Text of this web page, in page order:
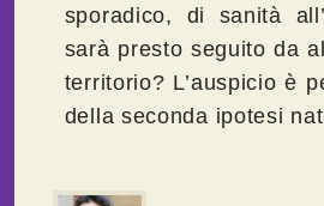
sporadico, di sanità
sarà presto seguito da
territorio? L’auspicio è
della seconda ipotesi